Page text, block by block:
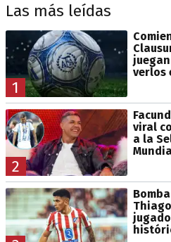
Las más leídas
1
verlos
2
viral
a la